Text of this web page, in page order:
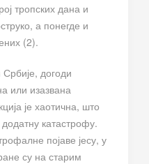
тропских дана и
а понегде и
(2).
догоди
или изазвана
је хаотична, што
катастрофу.
појаве јесу, у
су на старим